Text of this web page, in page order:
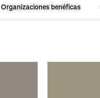
Organizaciones benéficas